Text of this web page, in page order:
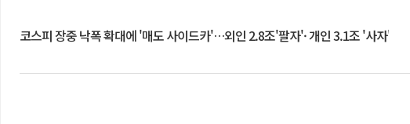
코스피 장중 낙폭 확대에 '매도 사이드카'…외인 2.8조'팔자'· 개인 3.1조 '사자'